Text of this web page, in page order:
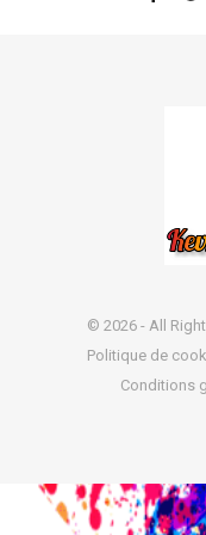
© 2026 - All
Politique de
Conditions